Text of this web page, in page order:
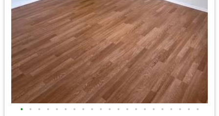
• • • • • • • • • • • • • • • • • • • • •